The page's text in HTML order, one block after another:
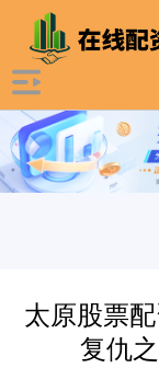
太原股票
复仇